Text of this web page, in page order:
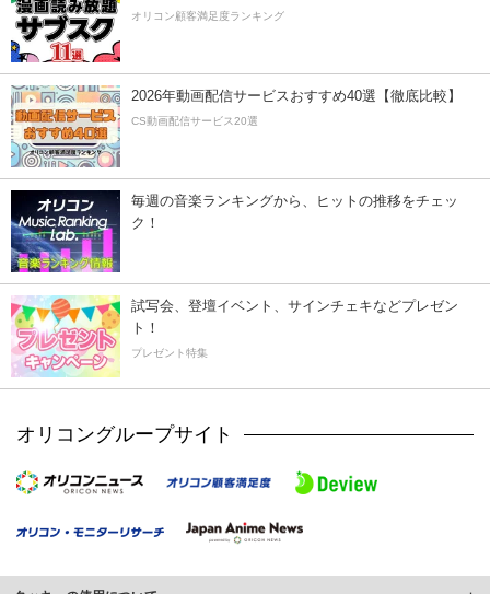
オリコン顧客満足度ランキング
2026年動画配信サービスおすすめ40選【徹底比較】
CS動画配信サービス20選
毎週の音楽ランキングから、ヒットの推移をチェッ
ク！
試写会、登壇イベント、サインチェキなどプレゼン
ト！
プレゼント特集
オリコングループサイト